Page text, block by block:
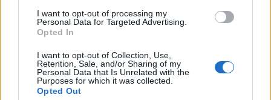
I want to opt-out of processing my
Personal Data for Targeted Advertising.
Opted In
I want to opt-out of Collection, Use,
Retention, Sale, and/or Sharing of my
Personal Data that Is Unrelated with the
Purposes for which it was collected.
Opted Out